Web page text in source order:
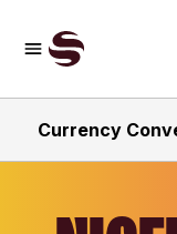
Currency